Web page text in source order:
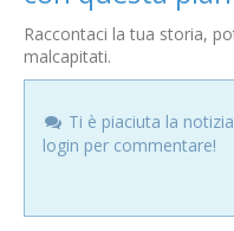
Raccontaci la tua storia,
malcapitati.
Ti è piaciuta la
login per commentare!